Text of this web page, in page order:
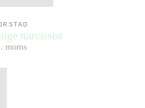
narcissist
moms